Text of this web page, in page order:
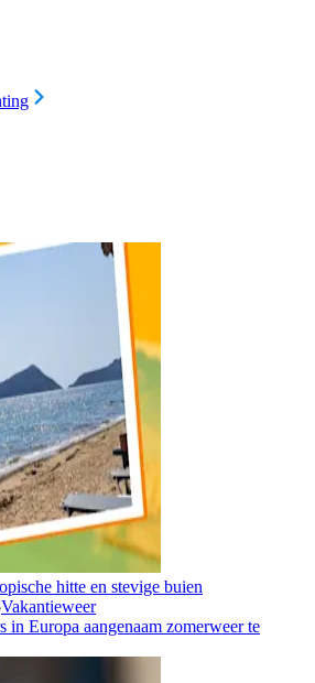
hitte en stevige buien
Vakantieweer
in Europa aangenaam zomerweer te